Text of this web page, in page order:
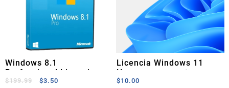
Windows 8.1
Professional Licencia
Permanente
$199.99
El
$3.50
Licencia Windows 11
Home permanente
$10.00